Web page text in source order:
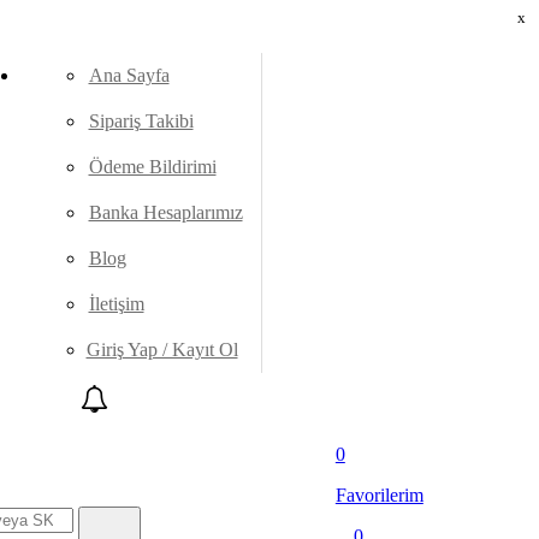
x
Ana Sayfa
Sipariş Takibi
Ödeme Bildirimi
Banka Hesaplarımız
Blog
İletişim
Giriş Yap / Kayıt Ol
0
Favorilerim